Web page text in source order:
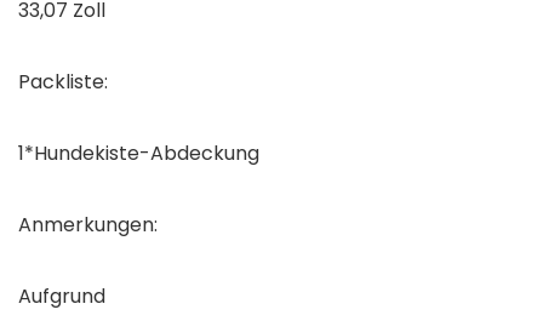
33,07 Zoll
Packliste:
1*Hundekiste-Abdeckung
Anmerkungen:
Aufgrund